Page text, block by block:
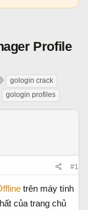
Profile
h
ẻ
gologin crack
gologin profiles
#1
trên máy tính
của trang chủ